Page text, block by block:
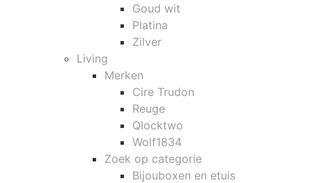
Goud wit
Platina
Zilver
Living
Merken
Cire Trudon
Reuge
Qlocktwo
Wolf1834
Zoek op categorie
Bijouboxen en etuis